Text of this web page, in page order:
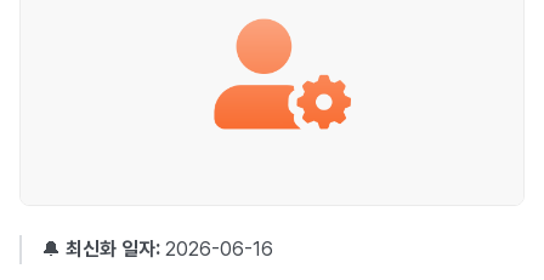
🔔 최신화 일자: 2026-06-16